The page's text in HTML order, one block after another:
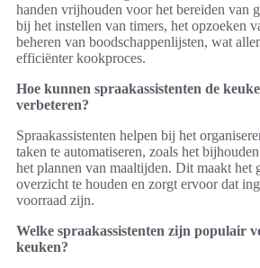
handen vrijhouden voor het bereiden van
bij het instellen van timers, het opzoeken
beheren van boodschappenlijsten, wat
efficiënter kookproces.
Hoe kunnen spraakassistenten de
verbeteren?
Spraakassistenten helpen bij het
taken te automatiseren, zoals het
het plannen van maaltijden. Dit maakt het
overzicht te houden en zorgt ervoor dat
voorraad zijn.
Welke spraakassistenten zijn populair
keuken?